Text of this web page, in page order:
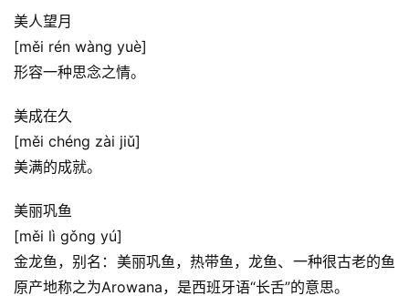
美人望月
[měi rén wàng yuè]
形容一种思念之情。
美成在久
[měi chéng zài jiǔ]
美满的成就。
美丽巩鱼
[měi lì gǒng yú]
金龙鱼，别名：美丽巩鱼，热带鱼，龙鱼、一种很古老的鱼
原产地称之为Arowana，是西班牙语“长舌”的意思。